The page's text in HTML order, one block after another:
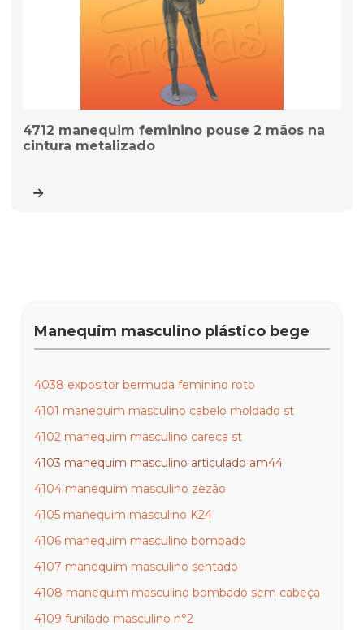
4712 manequim feminino pouse 2 mãos na
cintura metalizado
Manequim masculino plástico bege
4038 expositor bermuda feminino roto
4101 manequim masculino cabelo moldado st
4102 manequim masculino careca st
4103 manequim masculino articulado am44
4104 manequim masculino zezão
4105 manequim masculino K24
4106 manequim masculino bombado
4107 manequim masculino sentado
4108 manequim masculino bombado sem cabeça
4109 funilado masculino n°2